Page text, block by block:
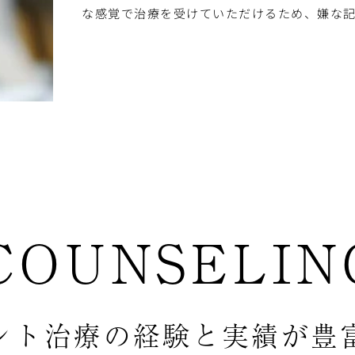
な感覚で治療を受けていただけるため、嫌な
ト治療の経験と 実績が豊